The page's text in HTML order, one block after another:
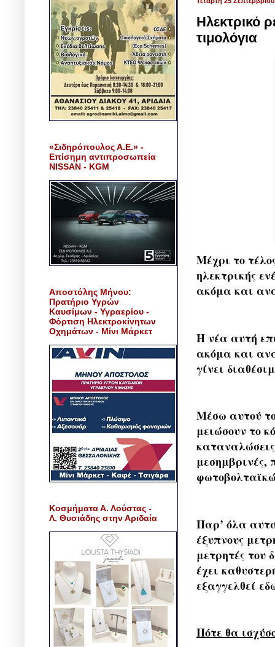
Ηλεκτρικό
τιμολόγια
Μέχρι το
ηλεκτρικής
ακόμα και
Η νέα αυτή
ακόμα και
γίνει
Μέσω αυτού
μειώσουν το
μεσημβρινές,
Παρ’ όλα
έξυπνους
μετρητές του
έχει
εξαγγελθεί
Πότε θα
«Σιδηρόπουλος Α.Ε.» -
Επίσημη αντιπροσωπεία
NISSAN - KGM
Αποστόλης Μήνου:
Πρατήριο Υγρών
Καυσίμων - Υγραερίου -
Φόρτιση Ηλεκτροκίνητων
Οχημάτων - Μίνι Μάρκετ
Κοσμήματα Α. Λούστας -
Λ. Θυσιάδης στην Αριδαία